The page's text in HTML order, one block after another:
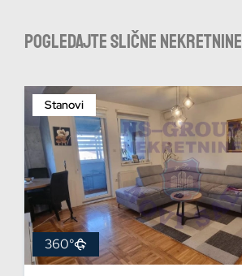
Pogledajte slične nekretnine
Stanovi
360°